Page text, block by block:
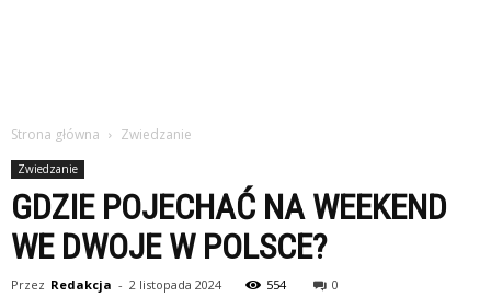
Strona główna Zwiedzanie
Zwiedzanie
GDZIE POJECHAĆ NA WEEKEND
WE DWOJE W POLSCE?
Przez Redakcja - 2 listopada 2024 554 0